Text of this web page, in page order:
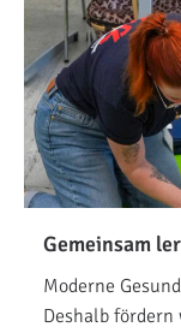
Gemeinsam
Moderne
Deshalb fördern